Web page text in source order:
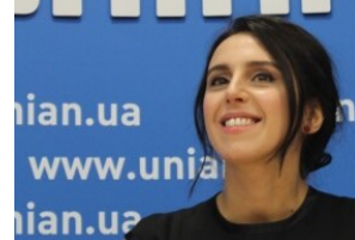
СПОРТ
СВІТ
ТИ ЯК?
КИТАЙ.ВИКЛИКИ
ФОТО
СПЕЦПРОЄКТИ